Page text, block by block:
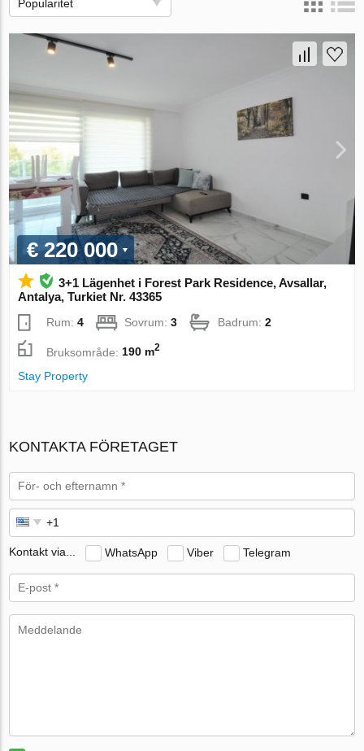
Popularitet
€ 220 000
3+1 Lägenhet i Forest Park Residence, Avsallar,
Antalya, Turkiet Nr. 43365
Rum:4 Sovrum:3 Badrum:2
Bruksområde:190 m2
Stay Property
KONTAKTA FÖRETAGET
Kontakt via... WhatsApp Viber Telegram